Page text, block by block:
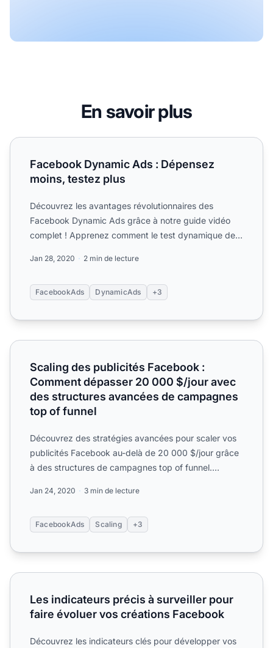
En savoir plus
Facebook Dynamic Ads : Dépensez moins, testez plus
Facebook Dynamic Ads : Dépensez
moins, testez plus
Découvrez les avantages révolutionnaires des
Facebook Dynamic Ads grâce à notre guide vidéo
complet ! Apprenez comment le test dynamique des
Jan 28, 2020 2 min de lecture
FacebookAds DynamicAds +3
Scaling des publicités Facebook : Comment dépasser
Scaling des publicités Facebook :
Comment dépasser 20 000 $/jour avec
des structures avancées de campagnes
top of funnel
Découvrez des stratégies avancées pour scaler vos
publicités Facebook au-delà de 20 000 $/jour grâce
à des structures de campagnes top of funnel.
Jan 24, 2020 3 min de lecture
FacebookAds Scaling +3
Les indicateurs précis à surveiller pour faire évoluer vos
Les indicateurs précis à surveiller pour
faire évoluer vos créations Facebook
Découvrez les indicateurs clés pour développer vos